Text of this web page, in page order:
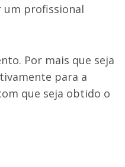
um profissional
Por mais que seja
para a
que seja obtido o